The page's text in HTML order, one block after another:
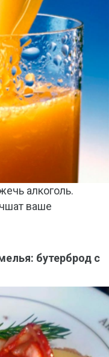
алкоголь.
ваше
бутерброд с